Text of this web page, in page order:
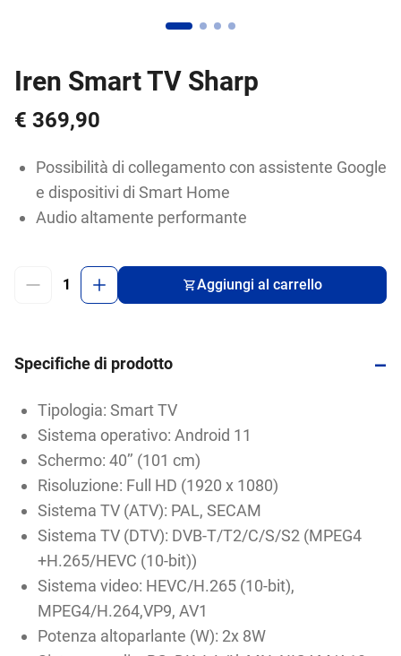
Iren Smart TV Sharp
€ 369,90
Possibilità di collegamento con assistente Google
e dispositivi di Smart Home
Audio altamente performante
Aggiungi al carrello
Specifiche di prodotto -
Tipologia: Smart TV
Sistema operativo: Android 11
Schermo: 40’’ (101 cm)
Risoluzione: Full HD (1920 x 1080)
Sistema TV (ATV): PAL, SECAM
Sistema TV (DTV): DVB-T/T2/C/S/S2 (MPEG4
+H.265/HEVC (10-bit))
Sistema video: HEVC/H.265 (10-bit),
MPEG4/H.264,VP9, AV1
Potenza altoparlante (W): 2x 8W